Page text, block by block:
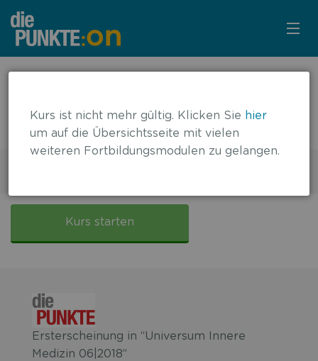
KURSÜBERSICHT
LOGIN
KOSTENLOS ANMELDEN
Hyponatriämie bei onkologischen
Palliativpatienten
Hyponatriämie
Kurs starten
Ersterscheinung in “Universum Innere
Medizin 06|2018”
Kurs ist nicht mehr gültig. Klicken Sie hier
um auf die Übersichtsseite mit vielen
weiteren Fortbildungsmodulen zu gelangen.